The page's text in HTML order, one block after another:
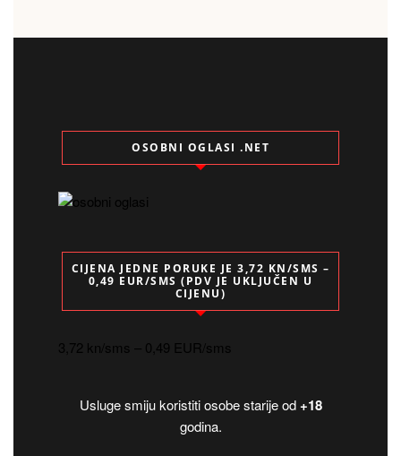
OSOBNI OGLASI .NET
CIJENA JEDNE PORUKE JE 3,72 KN/SMS –
0,49 EUR/SMS (PDV JE UKLJUČEN U
CIJENU)
3,72 kn/sms – 0,49 EUR/sms
Usluge smiju koristiti osobe starije od+18
godina.